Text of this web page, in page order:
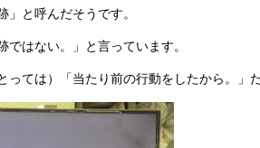
」と呼んだそうです。
ではない。」と言っています。
っては）「当たり前の行動をしたから。」